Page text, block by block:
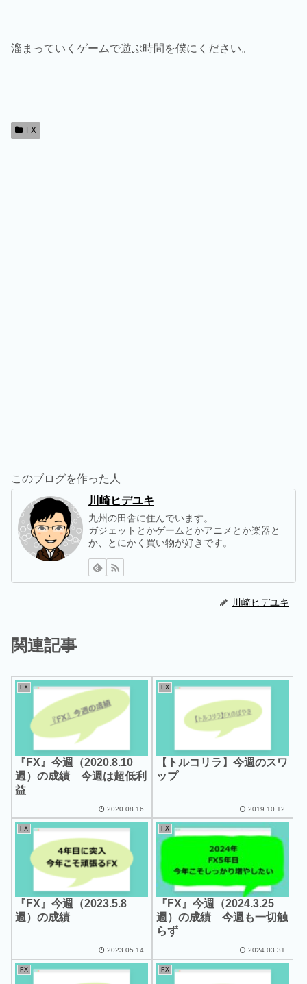
溜まっていくゲームで遊ぶ時間を僕にください。
FX
このブログを作った人
川崎ヒデユキ
九州の田舎に住んでいます。
ガジェットとかゲームとかアニメとか楽器と
か、とにかく買い物が好きです。
川崎ヒデユキ
関連記事
FX
『FX』今週（2020.8.10
週）の成績 今週は超低利
益
2020.08.16
FX
【トルコリラ】今週のスワ
ップ
2019.10.12
FX
『FX』今週（2023.5.8
週）の成績
2023.05.14
FX
『FX』今週（2024.3.25
週）の成績 今週も一切触
らず
2024.03.31
FX FX